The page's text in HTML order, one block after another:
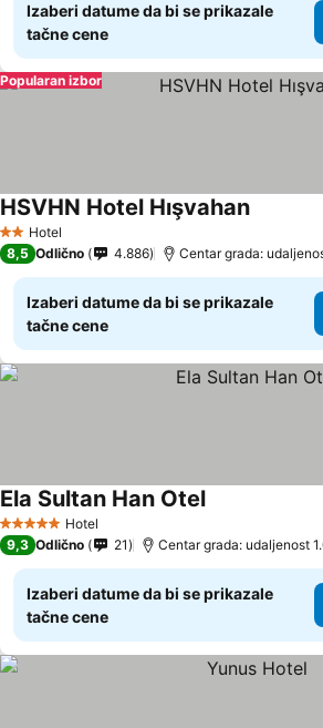
Izaberi datume da bi se prikazale
tačne cene
Popularan izbor
2 Zvezdice
Hotel
HSVHN Hotel Hışvahan
8,5 Odlično 4.886 Centar grada:
Izaberi datume da bi se prikazale
tačne cene
5 ZvezdiceHotel
Ela Sultan Han Otel
9,3 Odlično 21 Centar grada: udaljenost
Izaberi datume da bi se prikazale
tačne cene